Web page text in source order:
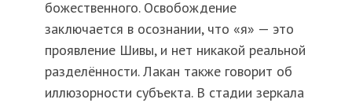
божественного. Освобождение
заключается в осознании, что «я» — это
проявление Шивы, и нет никакой реальной
разделённости. Лакан также говорит об
иллюзорности субъекта. В стадии зеркала